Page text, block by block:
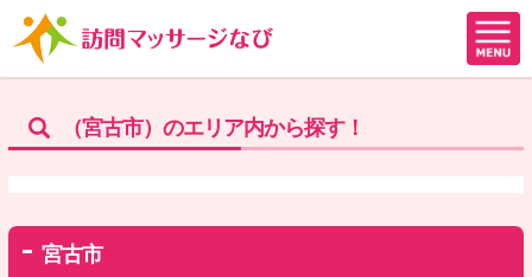
（宮古市）のエリア内から探す！
宮古市